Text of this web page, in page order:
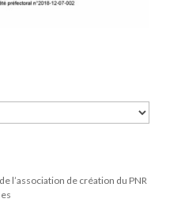
l’association de création du PNR